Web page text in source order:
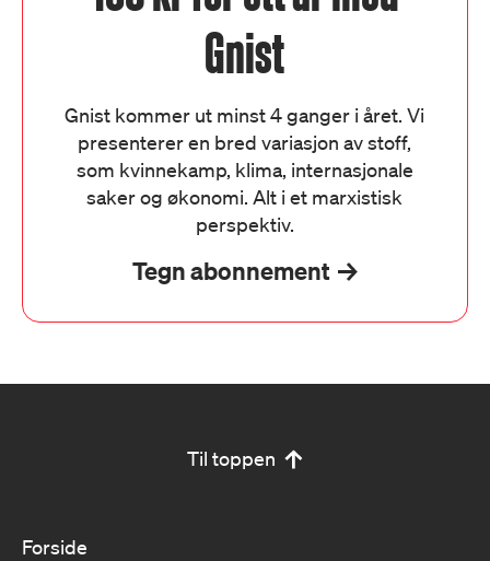
Gnist
Gnist kommer ut minst 4 ganger i året. Vi
presenterer en bred variasjon av stoff,
som kvinnekamp, klima, internasjonale
saker og økonomi. Alt i et marxistisk
perspektiv.
Tegn abonnement
Til toppen
Forside